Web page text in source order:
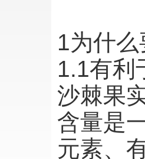
1为什
1.1有利
沙棘果
含量是
元素、